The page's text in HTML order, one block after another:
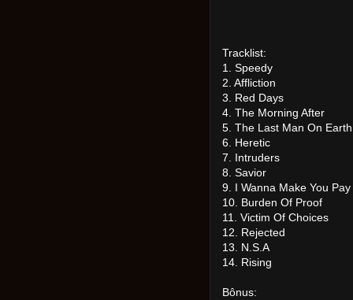
Tracklist:
1. Speedy
2. Affliction
3. Red Days
4. The Morning After
5. The Last Man On Earth
6. Heretic
7. Intruders
8. Savior
9. I Wanna Make You Pay
10. Burden Of Proof
11. Victim Of Choices
12. Rejected
13. N.S.A
14. Rising
Bônus: